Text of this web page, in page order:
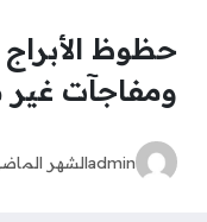
حظوظ
ومفاجآت غير
adminالشهر